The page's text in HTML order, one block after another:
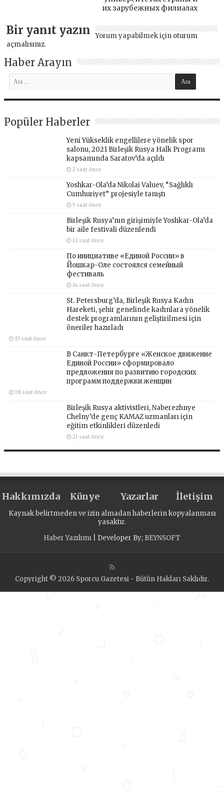
их зарубежных филиалах
Bir yanıt yazın Yorum yapabilmek için oturum
açmalısınız.
Haber Arayın
Popüler Haberler
Yeni Yükseklik engellilere yönelik spor
salonu, 2021 Birleşik Rusya Halk Programı
kapsamında Saratov’da açıldı
2 saat önce
Yoshkar-Ola’da Nikolai Valuev, “Sağlıklı
Cumhuriyet” projesiyle tanıştı
5 saat önce
Birleşik Rusya’nın girişimiyle Yoshkar-Ola’da
bir aile festivali düzenlendi
12 saat önce
По инициативе «Единой России» в
Йошкар-Оле состоялся семейный
фестиваль
14 saat önce
St. Petersburg’da, Birleşik Rusya Kadın
Hareketi, şehir genelinde kadınlara yönelik
destek programlarının geliştirilmesi için
öneriler hazırladı
17 saat önce
В Санкт-Петербурге «Женское движение
Единой России» сформировало
предложения по развитию городских
программ поддержки женщин
18 saat önce
Birleşik Rusya aktivistleri, Naberezhnye
Chelny’de genç KAMAZ uzmanları için
eğitim etkinlikleri düzenledi
21 saat önce
Hakkımızda Künye Yazarlar İletişim
Kaynak belirtmeden ve izin almadan haberlerin kopyalanması
yasaktır.
Haber Yazılımı | Developer By; BEYNSOFT
Copyright © 2026 Sporcu Gazetesi - Bütün Hakları Saklıdır.